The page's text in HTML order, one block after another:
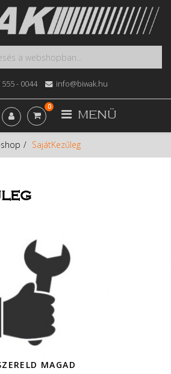
- 0044 info@biwak.hu
MENÜ
0
SajátKezűleg
MAGAD